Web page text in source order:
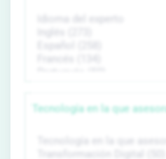
Tecnología en la que